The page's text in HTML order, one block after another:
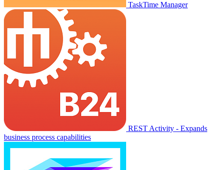
TaskTime Manager
REST Activity - Expands
business process capabilities